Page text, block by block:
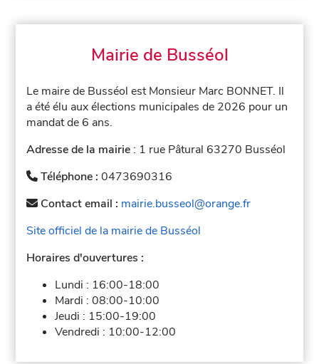
Mairie de Busséol
Le maire de Busséol est Monsieur Marc BONNET. Il
a été élu aux élections municipales de 2026 pour un
mandat de 6 ans.
Adresse de la mairie : 1 rue Pâtural 63270 Busséol
Téléphone :0473690316
Contact email : mairie.busseol@orange.fr
Site officiel de la mairie de Busséol
Horaires d'ouvertures :
Lundi : 16:00-18:00
Mardi :08:00-10:00
Jeudi : 15:00-19:00
Vendredi : 10:00-12:00